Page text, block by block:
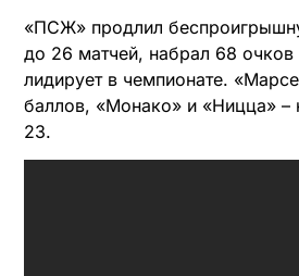
«ПСЖ» продлил
до 26 матчей, набрал 68 очков
лидирует в чемпионате.
баллов, «Монако» и «Ницца» –
23.